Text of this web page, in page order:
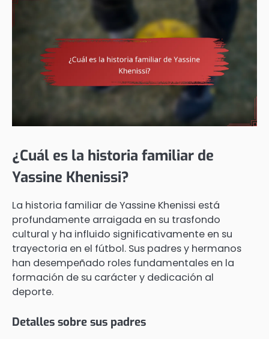
¿Cuál es la historia familiar de
Yassine Khenissi?
La historia familiar de Yassine Khenissi está
profundamente arraigada en su trasfondo
cultural y ha influido significativamente en su
trayectoria en el fútbol. Sus padres y hermanos
han desempeñado roles fundamentales en la
formación de su carácter y dedicación al
deporte.
Detalles sobre sus padres